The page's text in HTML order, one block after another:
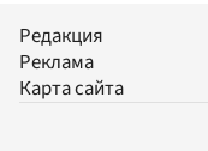
Редакция
Реклама
Карта сайта